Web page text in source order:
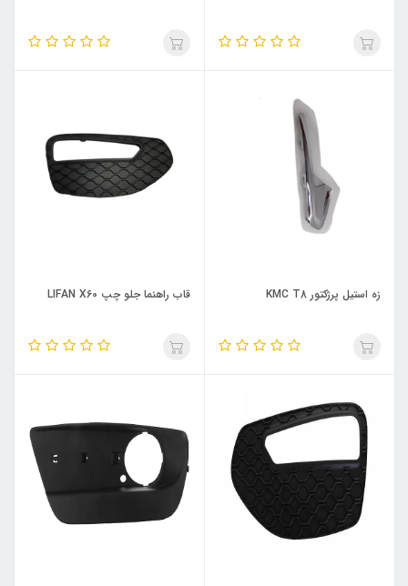
زه استیل پرژکتور KMC T8 قاب راهنما جلو چپ LIFAN X60